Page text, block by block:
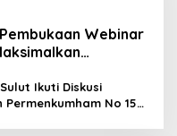
Webinar
Ikuti Diskusi
No 15